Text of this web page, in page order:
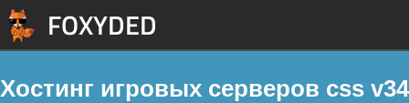
Хостинг игровых серверов css v34